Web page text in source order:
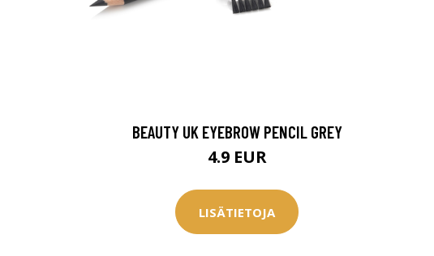
BEAUTY UK EYEBROW PENCIL GREY
4.9 EUR
LISÄTIETOJA